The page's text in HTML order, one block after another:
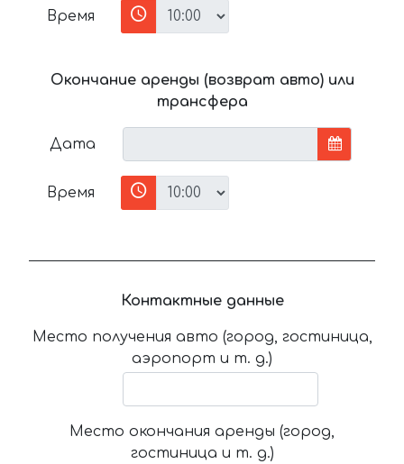
Время
Окончание аренды (возврат авто) или
трансфера
Дата
Время
Контактные данные
Место получения авто (город, гостиница,
аэропорт и т. д.)
Место окончания аренды (город,
гостиница и т. д.)